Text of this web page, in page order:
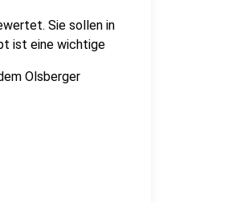
Sie sollen in
ist eine wichtige
Olsberger